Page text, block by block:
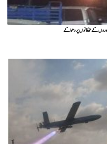
ٹھکانوں پر دھماکے